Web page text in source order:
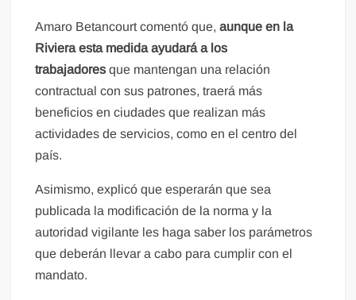
Amaro Betancourt comentó que,aunque en la
Riviera esta medida ayudará a los
trabajadores que mantengan una relación
contractual con sus patrones, traerá más
beneficios en ciudades que realizan más
actividades de servicios, como en el centro del
país.
Asimismo, explicó que esperarán que sea
publicada la modificación de la norma y la
autoridad vigilante les haga saber los parámetros
que deberán llevar a cabo para cumplir con el
mandato.